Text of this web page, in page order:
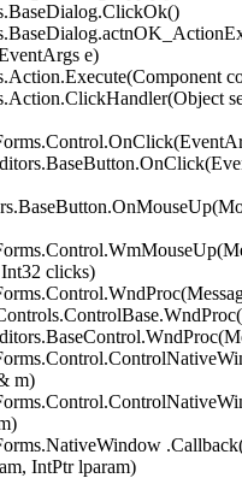
e)
clicks)
m)
IntPtr lparam)